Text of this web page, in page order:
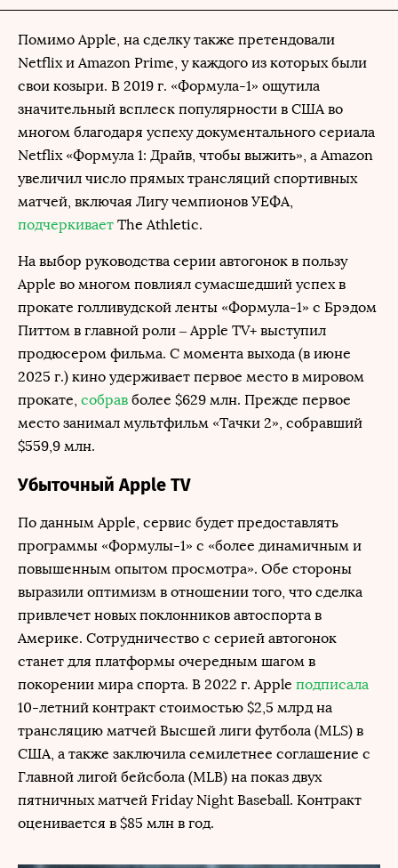
Помимо Apple, на сделку также претендовали
Netflix и Amazon Prime, у каждого из которых были
свои козыри. В 2019 г. «Формула-1» ощутила
значительный всплеск популярности в США во
многом благодаря успеху документального сериала
Netflix «Формула 1: Драйв, чтобы выжить», а Amazon
увеличил число прямых трансляций спортивных
матчей, включая Лигу чемпионов УЕФА,
подчеркивает The Athletic.
На выбор руководства серии автогонок в пользу
Apple во многом повлиял сумасшедший успех в
прокате голливудской ленты «Формула-1» с Брэдом
Питтом в главной роли – Apple TV+ выступил
продюсером фильма. С момента выхода (в июне
2025 г.) кино удерживает первое место в мировом
прокате, собрав более $629 млн. Прежде первое
место занимал мультфильм «Тачки 2», собравший
$559,9 млн.
Убыточный Apple TV
По данным Apple, сервис будет предоставлять
программы «Формулы-1» с «более динамичным и
повышенным опытом просмотра». Обе стороны
выразили оптимизм в отношении того, что сделка
привлечет новых поклонников автоспорта в
Америке. Сотрудничество с серией автогонок
станет для платформы очередным шагом в
покорении мира спорта. В 2022 г. Apple подписала
10-летний контракт стоимостью $2,5 млрд на
трансляцию матчей Высшей лиги футбола (MLS) в
США, а также заключила семилетнее соглашение с
Главной лигой бейсбола (MLB) на показ двух
пятничных матчей Friday Night Baseball. Контракт
оценивается в $85 млн в год.